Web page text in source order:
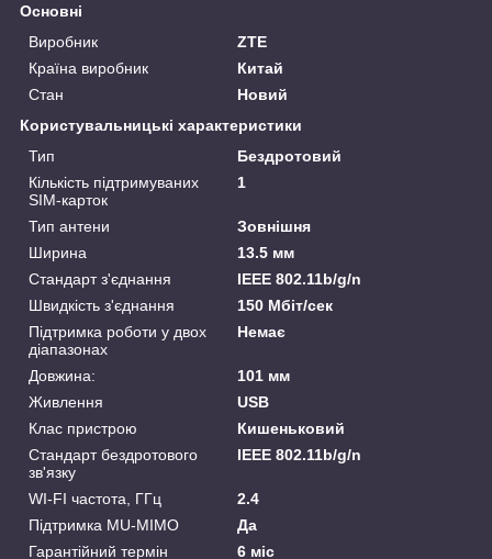
Основні
Виробник
ZTE
Країна виробник
Китай
Стан
Новий
Користувальницькі характеристики
Тип
Бездротовий
Кількість підтримуваних
SIM-карток
1
Тип антени
Зовнішня
Ширина
13.5 мм
Стандарт з'єднання
IEEE 802.11b/g/n
Швидкість з'єднання
150 Мбіт/сек
Підтримка роботи у двох
діапазонах
Немає
Довжина:
101 мм
Живлення
USB
Клас пристрою
Кишеньковий
Стандарт бездротового
зв'язку
IEEE 802.11b/g/n
WI-FI частота, ГГц
2.4
Підтримка MU-MIMO
Да
Гарантійний термін
6 міс